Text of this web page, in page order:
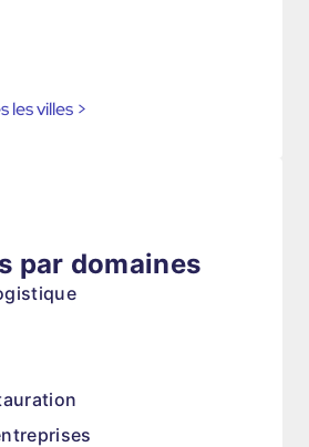
les villes >
par domaines